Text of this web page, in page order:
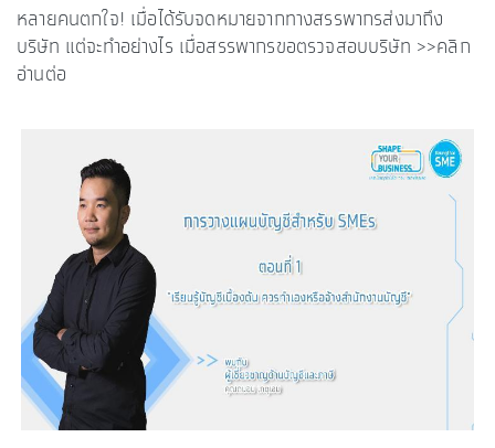
หลายคนตกใจ! เมื่อได้รับจดหมายจากทางสรรพากรส่งมาถึง
บริษัท แต่จะทำอย่างไร เมื่อสรรพากรขอตรวจสอบบริษัท >>คลิก
อ่านต่อ